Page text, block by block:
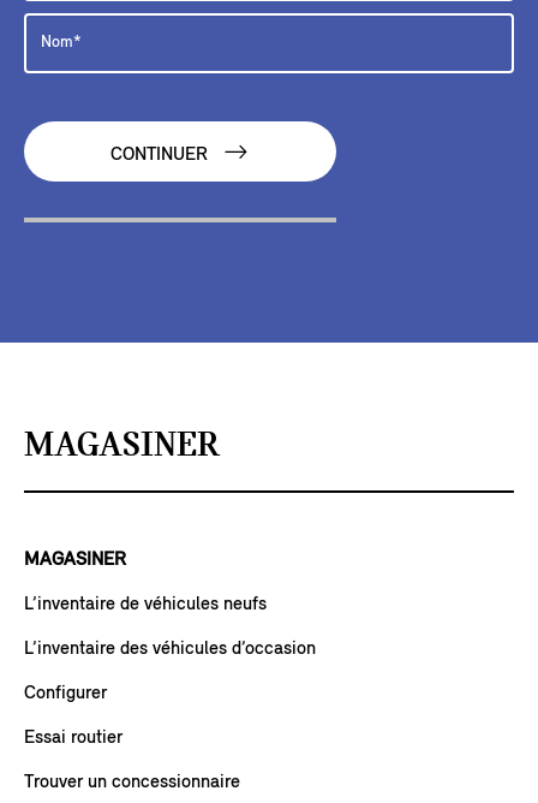
CONTINUER
MAGASINER
MAGASINER
L’inventaire de véhicules neufs
L’inventaire des véhicules d’occasion
Configurer
Essai routier
Trouver un concessionnaire